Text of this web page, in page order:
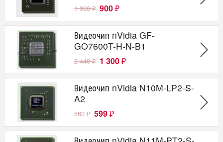
1 990₽ 900 ₽
Видеочип nVidia GF-
GO7600T-H-N-B1
2 440₽ 1 300 ₽
Видеочип nVidia N10M-LP2-S-
A2
860₽ 599 ₽